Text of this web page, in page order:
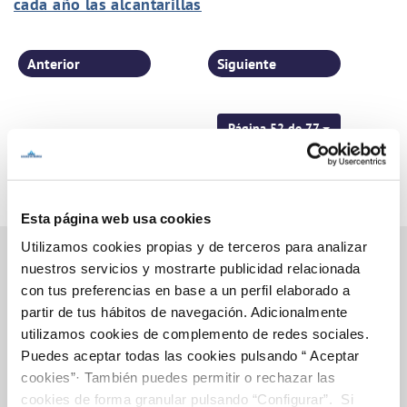
Esta página web usa cookies
Utilizamos cookies propias y de terceros para analizar
nuestros servicios y mostrarte publicidad relacionada
con tus preferencias en base a un perfil elaborado a
partir de tus hábitos de navegación. Adicionalmente
utilizamos cookies de complemento de redes sociales.
Puedes aceptar todas las cookies pulsando “ Aceptar
cookies”· También puedes permitir o rechazar las
cookies de forma granular pulsando “Configurar”. Si
Página 52 de 77
Anterior Siguiente
Inicio
Gestiones Online